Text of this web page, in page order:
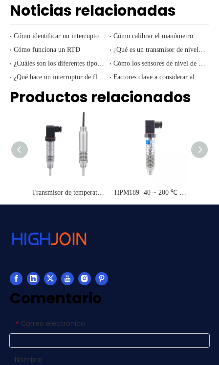
Noticias relacionadas
Cómo identificar un interruptor de presión electrónico defectuoso
Cómo calibrar el manómetro
Cómo funciona un RTD
¿Qué es un transmisor de nivel sumergible?
¿Cuáles son los diferentes tipos de transmisores de nivel sumergibles?
Cómo los sensores de nivel de aceite mejoran la eficiencia de los equipos y previenen fallas
¿Qué hace un interruptor de flujo?
Factores clave a considerar al seleccionar el interruptor de flujo adecuado
Productos relacionados
Transmisor de temperatura HTM108L Consumo de baja potencia HPM189 -40 ~ 200 ℃ Transmisor de presión de vapor de alta temperatura
Comentario
* Correo electrónico
Nombre